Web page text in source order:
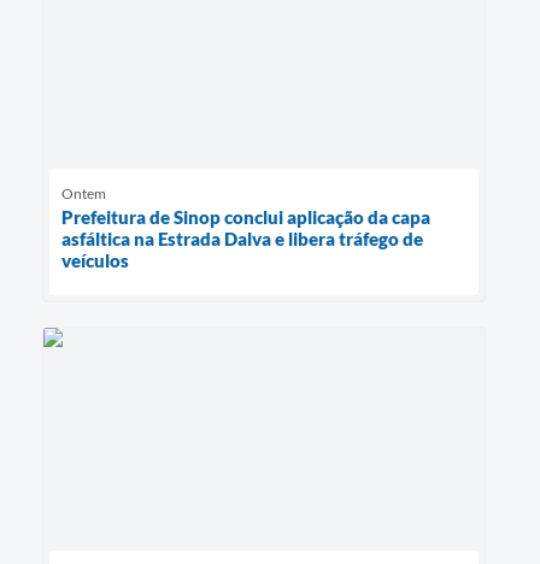
Ontem
Prefeitura de Sinop conclui aplicação da capa
asfáltica na Estrada Dalva e libera tráfego de
veículos